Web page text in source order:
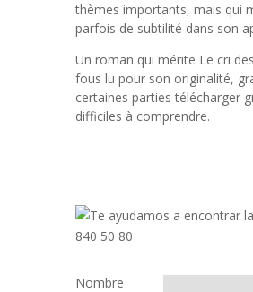
thèmes importants, mais qui
parfois de subtilité dans son
Un roman qui mérite Le cri
fous lu pour son originalité,
certaines parties télécharger
difficiles à comprendre.
Nombre